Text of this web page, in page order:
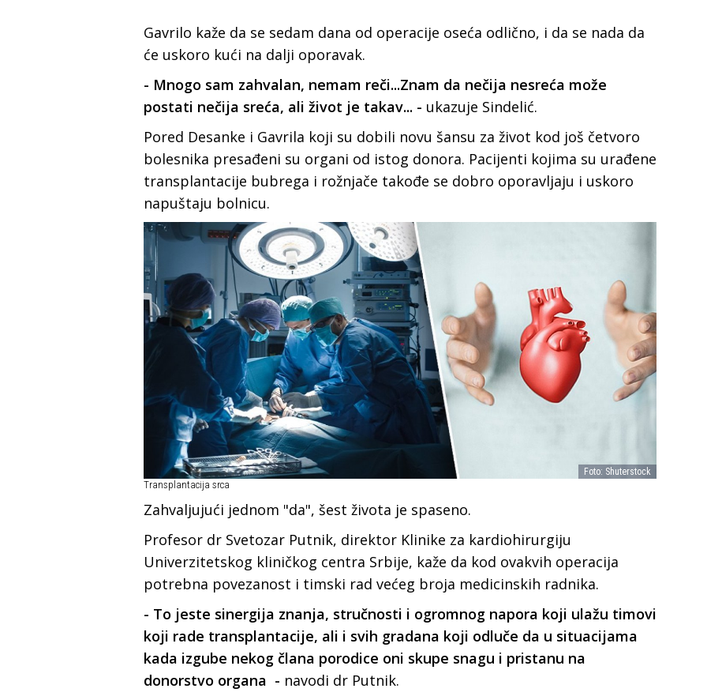
Gavrilo kaže da se sedam dana od operacije oseća odlično, i da se nada da
će uskoro kući na dalji oporavak.
- Mnogo sam zahvalan, nemam reči...Znam da nečija nesreća može
postati nečija sreća, ali život je takav... - ukazuje Sindelić.
Pored Desanke i Gavrila koji su dobili novu šansu za život kod još četvoro
bolesnika presađeni su organi od istog donora. Pacijenti kojima su urađene
transplantacije bubrega i rožnjače takođe se dobro oporavljaju i uskoro
napuštaju bolnicu.
Foto: Shuterstock
Transplantacija srca
Zahvaljujući jednom "da", šest života je spaseno.
Profesor dr Svetozar Putnik, direktor Klinike za kardiohirurgiju
Univerzitetskog kliničkog centra Srbije, kaže da kod ovakvih operacija
potrebna povezanost i timski rad većeg broja medicinskih radnika.
- To jeste sinergija znanja, stručnosti i ogromnog napora koji ulažu timovi
koji rade transplantacije, ali i svih gradana koji odluče da u situacijama
kada izgube nekog člana porodice oni skupe snagu i pristanu na
donorstvo organa - navodi dr Putnik.